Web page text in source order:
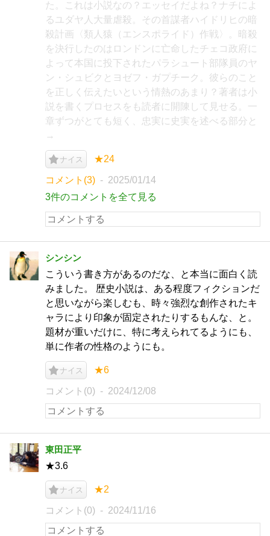
た。これは小説なの？エッセイだよね？ナチによ
るユダヤ人大量虐殺。その首謀者ハイドリヒの暗
殺計画〈類人猿（エンスポライド）作戦〉。暗殺
を決行したのはロンドンに亡命したチェコ政府に
よって本国に投下されたパラシュート部隊員のヤ
ン・シュビクとヨゼフ・ガプチーク。彼らのこと
を正しく伝えたいという情熱のあまり？著者は小
説を書くプロセスをも読者に開陳して見せる。一
章ずつがとても短く、忠実に史実を述べる部分と
→
ナイス ★24
コメント(3)
2025/01/14
3件のコメントを全て見る
シンシン
こういう書き方があるのだな、と本当に面白く読
みました。 歴史小説は、ある程度フィクションだ
と思いながら楽しむも、時々強烈な創作されたキ
ャラにより印象が固定されたりするもんな、と。
題材が重いだけに、特に考えられてるようにも、
単に作者の性格のようにも。
ナイス ★6
コメント(0) 2024/12/08
東田正平
★3.6
ナイス ★2
コメント(0) 2024/11/16